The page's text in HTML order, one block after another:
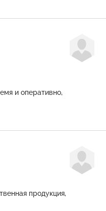
и оперативно,
продукция,